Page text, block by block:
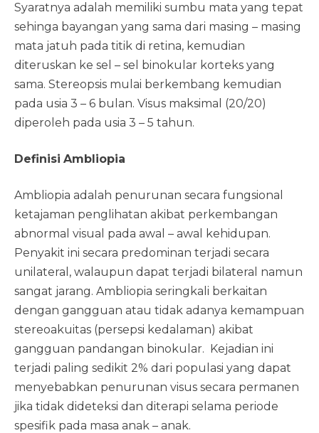
Syaratnya adalah memiliki sumbu mata yang tepat
sehinga bayangan yang sama dari masing – masing
mata jatuh pada titik di retina, kemudian
diteruskan ke sel – sel binokular korteks yang
sama. Stereopsis mulai berkembang kemudian
pada usia 3 – 6 bulan. Visus maksimal (20/20)
diperoleh pada usia 3 – 5 tahun.
Definisi Ambliopia
Ambliopia adalah penurunan secara fungsional
ketajaman penglihatan akibat perkembangan
abnormal visual pada awal – awal kehidupan.
Penyakit ini secara predominan terjadi secara
unilateral, walaupun dapat terjadi bilateral namun
sangat jarang. Ambliopia seringkali berkaitan
dengan gangguan atau tidak adanya kemampuan
stereoakuitas (persepsi kedalaman) akibat
gangguan pandangan binokular. Kejadian ini
terjadi paling sedikit 2% dari populasi yang dapat
menyebabkan penurunan visus secara permanen
jika tidak dideteksi dan diterapi selama periode
spesifik pada masa anak – anak.